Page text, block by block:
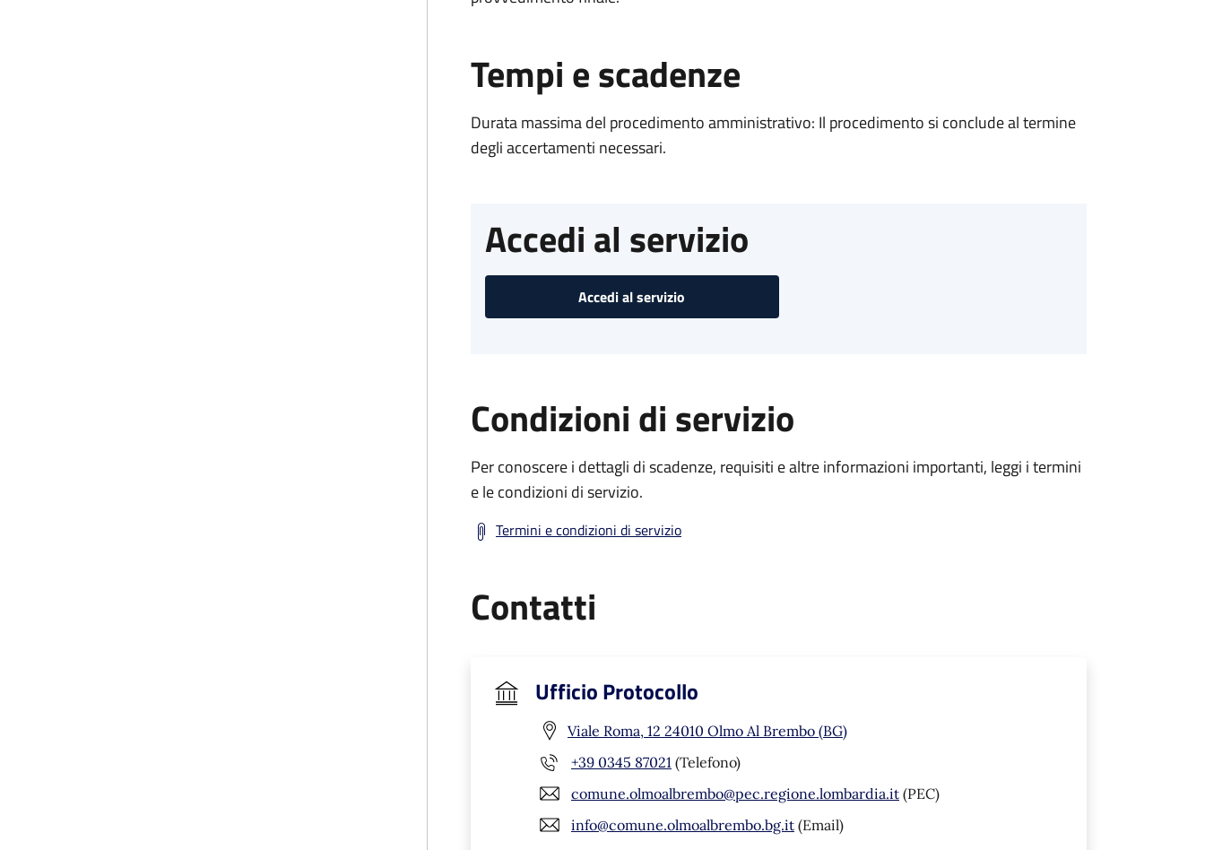
Tempi e scadenze
Durata massima del procedimento amministrativo: Il procedimento si conclude al termine
degli accertamenti necessari.
Accedi al servizio
Accedi al servizio
Condizioni di servizio
Per conoscere i dettagli di scadenze, requisiti e altre informazioni importanti, leggi i termini
e le condizioni di servizio.
Termini e condizioni di servizio
Contatti
Ufficio Protocollo
Viale Roma, 12 24010 Olmo Al Brembo (BG)
+39 0345 87021 (Telefono)
comune.olmoalbrembo@pec.regione.lombardia.it (PEC)
info@comune.olmoalbrembo.bg.it (Email)